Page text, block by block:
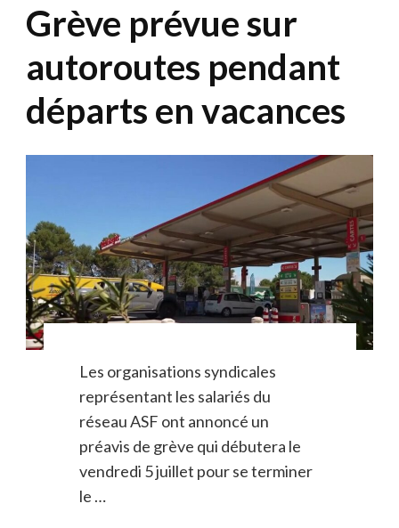
Grève prévue sur
autoroutes pendant
départs en vacances
Les organisations syndicales
représentant les salariés du
réseau ASF ont annoncé un
préavis de grève qui débutera le
vendredi 5 juillet pour se terminer
le …